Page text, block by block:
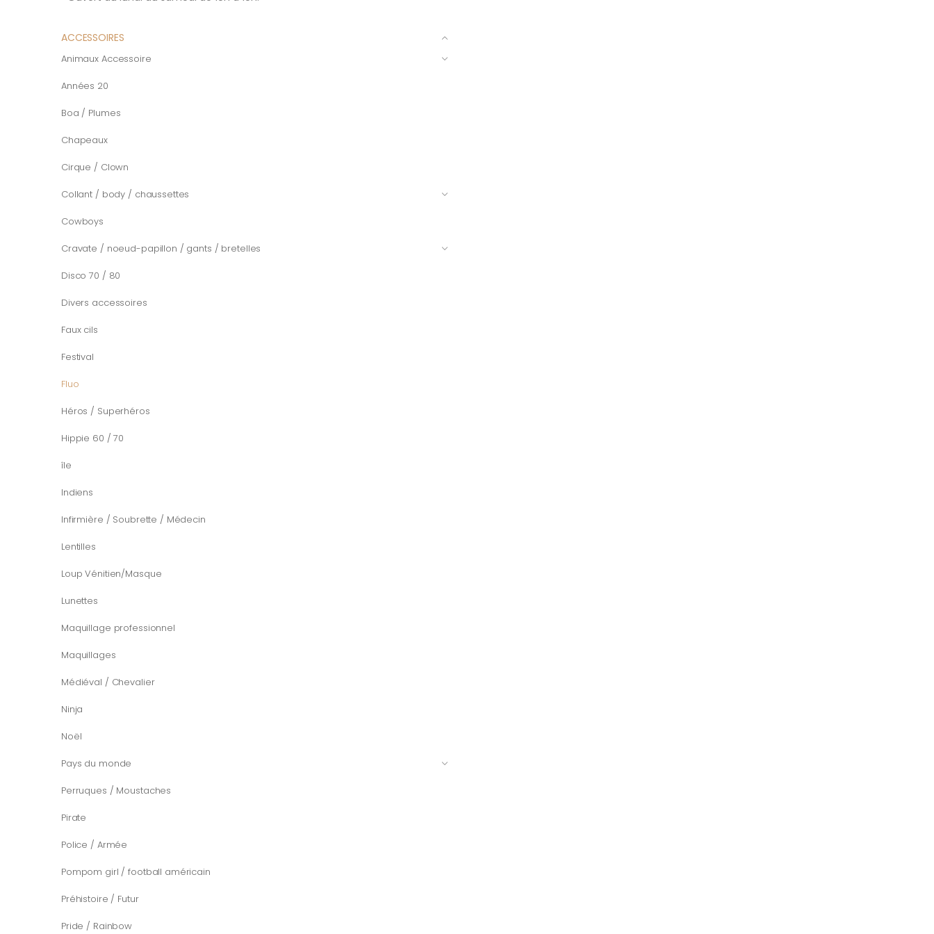
ACCESSOIRES
Animaux Accessoire
Années 20
Boa / Plumes
Chapeaux
Cirque / Clown
Collant / body / chaussettes
Cowboys
Cravate / noeud-papillon / gants / bretelles
Disco 70 / 80
Divers accessoires
Faux cils
Festival
Fluo
Héros / Superhéros
Hippie 60 / 70
île
Indiens
Infirmière / Soubrette / Médecin
Lentilles
Loup Vénitien/Masque
Lunettes
Maquillage professionnel
Maquillages
Médiéval / Chevalier
Ninja
Noël
Pays du monde
Perruques / Moustaches
Pirate
Police / Armée
Pompom girl / football américain
Préhistoire / Futur
Pride / Rainbow